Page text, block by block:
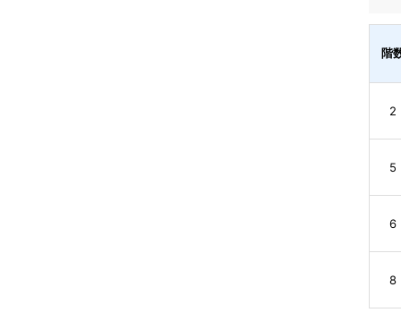
階
2
5
6
8